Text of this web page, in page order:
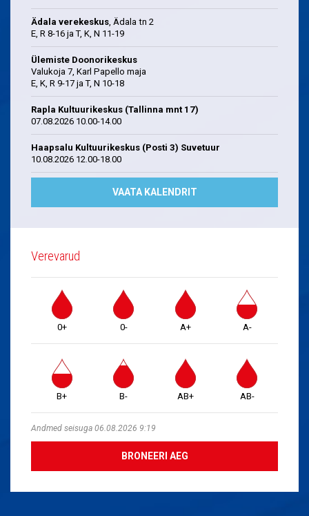
Ädala verekeskus, Ädala tn 2
E, R 8-16 ja T, K, N 11-19
Ülemiste Doonorikeskus
Valukoja 7, Karl Papello maja
E, K, R 9-17 ja T, N 10-18
Rapla Kultuurikeskus (Tallinna mnt 17)
07.08.2026 10.00-14.00
Haapsalu Kultuurikeskus (Posti 3) Suvetuur
10.08.2026 12.00-18.00
VAATA KALENDRIT
Verevarud
0+ 0- A+ A-
B+ B- AB+ AB-
Andmed seisuga 06.08.2026 9:19
BRONEERI AEG